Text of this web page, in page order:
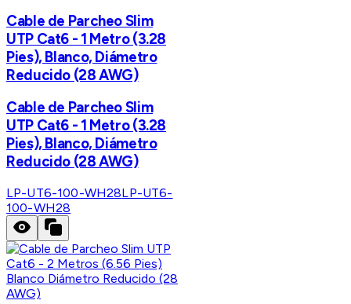
Cable de Parcheo Slim
UTP Cat6 - 1 Metro (3.28
Pies), Blanco, Diámetro
Reducido (28 AWG)
Cable de Parcheo Slim
UTP Cat6 - 1 Metro (3.28
Pies), Blanco, Diámetro
Reducido (28 AWG)
LP-UT6-100-WH28LP-UT6-
100-WH28